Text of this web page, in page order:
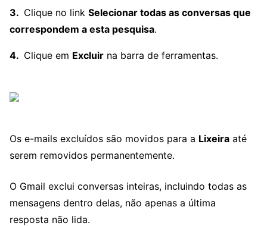
Clique no link Selecionar todas as conversas que
correspondem a esta pesquisa.
Clique em Excluir na barra de ferramentas.
Os e-mails excluídos são movidos para a Lixeira até
serem removidos permanentemente.
O Gmail exclui conversas inteiras, incluindo todas as
mensagens dentro delas, não apenas a última
resposta não lida.